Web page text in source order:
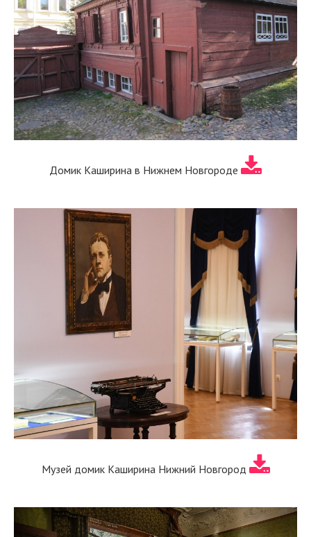
Домик Каширина в Нижнем Новгороде
Музей домик Каширина Нижний Новгород